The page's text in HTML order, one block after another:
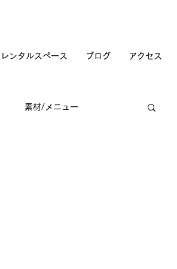
レンタルスペース ブログ アクセス
素材/メニュー